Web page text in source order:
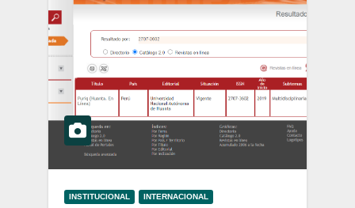
INSTITUCIONAL INTERNACIONAL